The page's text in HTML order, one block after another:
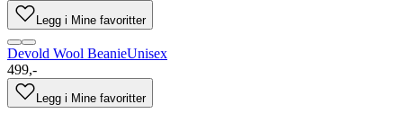
Legg i Mine favoritter
Devold Wool BeanieUnisex
499,-
Legg i Mine favoritter